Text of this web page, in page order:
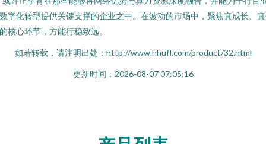
字化转型提供关键支撑的企业之中。在波动的市场中，聚焦真成长、
核心环节，方能行稳致远。
如若转载，请注明出处：http://www.hhufl.com/product/32.html
更新时间：2026-08-07 07:05:16